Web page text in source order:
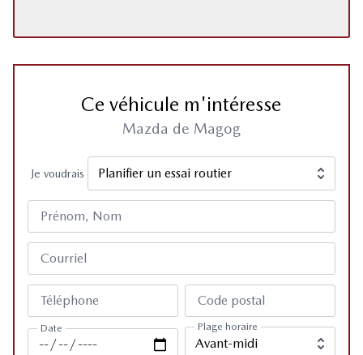
Ce véhicule m'intéresse
Mazda de Magog
Je voudrais
Prénom, Nom
Courriel
Téléphone Code postal
Date Plage horaire